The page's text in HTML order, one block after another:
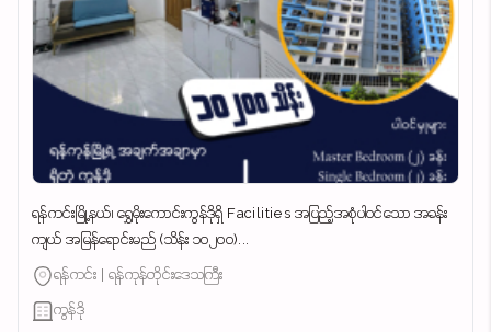
ရန်ကင်းမြို့နယ်၊ ရွှေမိုးကောင်းကွန်ဒိုရှိ Facilities အပြည့်အစုံပါဝင်သော အခန်း
ကျယ် အမြန်ရောင်းမည် (သိန်း ၁၀၂၀၀)...
ရန်ကင်း | ရန်ကုန်တိုင်းဒေသကြီး
ကွန်ဒို